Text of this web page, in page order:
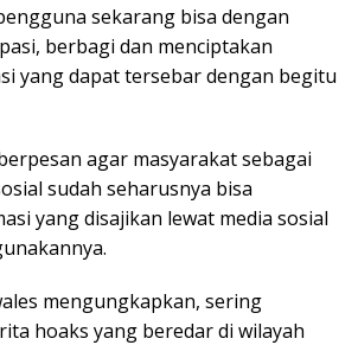
sekarang bisa dengan
berbagi dan menciptakan
yang dapat tersebar dengan begitu
agar masyarakat sebagai
sudah seharusnya bisa
yang disajikan lewat media sosial
mengungkapkan, sering
hoaks yang beredar di wilayah